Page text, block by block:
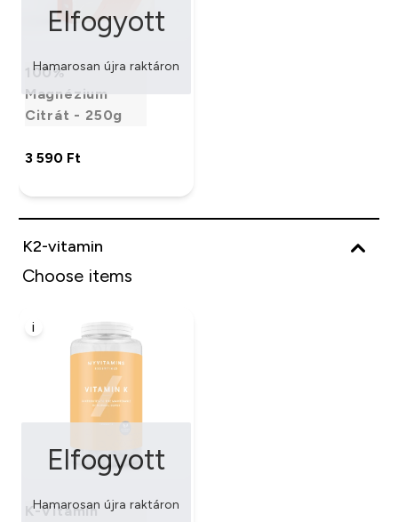
100%
Magnézium
Citrát - 250g
3 590 Ft‎
Elfogyott
Hamarosan újra raktáron
K2-vitamin
Choose items
i
K-Vitamin
Elfogyott
Hamarosan újra raktáron